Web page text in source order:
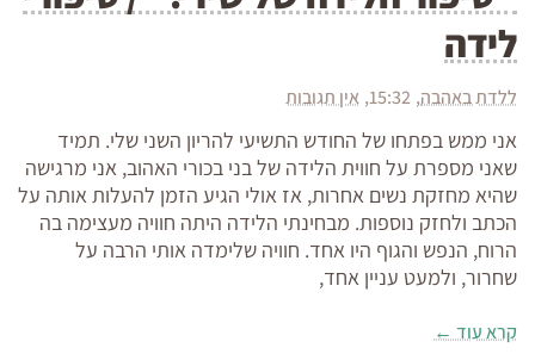
לידה
ללדת באהבה 15:32 אין תגובות
אני ממש בפתחו של החודש התשיעי להריון השני שלי. תמיד
שאני מספרת על חווית הלידה של בני בכורי האהוב, אני מרגישה
שהיא מחזקת נשים אחרות, אז אולי הגיע הזמן להעלות אותה על
הכתב ולחזק נוספות. מבחינתי הלידה היתה חוויה מעצימה בה
הרוח, הנפש והגוף היו אחד. חוויה שלימדה אותי הרבה על
שחרור, ולמעט עניין אחד,
קרא עוד ←